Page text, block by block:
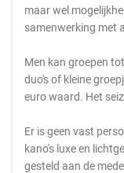
maar wel
samenwerking met
Men kan groepen
duo's of kleine
euro waard. Het
Er is geen vast
kano's luxe en
gesteld aan de